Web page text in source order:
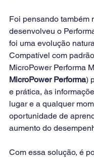
Foi pensando também
desenvolveu o
foi uma evolução
Compatível com
MicroPower Performa
MicroPower Performa)
e prática, às
lugar e a qualquer
oportunidade de
aumento do
Com essa solução, é